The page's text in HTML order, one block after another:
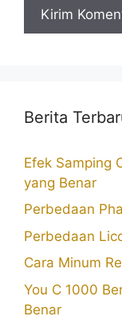
Berita
Efek Samping
yang Benar
Perbedaan
Perbedaan
Cara Minum
You C 1000
Benar